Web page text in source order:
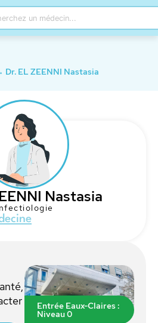
Dr. EL ZEENNI Nastasia
Nastasia
Entrée Eaux-Claires :
Niveau 0